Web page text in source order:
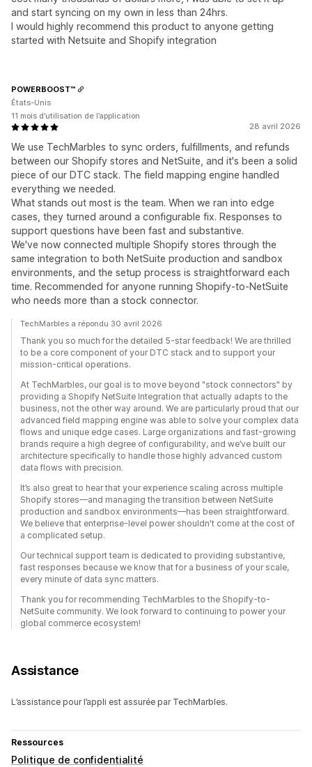
and start syncing on my own in less than 24hrs.
I would highly recommend this product to anyone getting
started with Netsuite and Shopify integration
28 avril 2026
We use TechMarbles to sync orders, fulfillments, and refunds
between our Shopify stores and NetSuite, and it's been a solid
piece of our DTC stack. The field mapping engine handled
everything we needed.
What stands out most is the team. When we ran into edge
cases, they turned around a configurable fix. Responses to
support questions have been fast and substantive.
We've now connected multiple Shopify stores through the
same integration to both NetSuite production and sandbox
environments, and the setup process is straightforward each
time. Recommended for anyone running Shopify-to-NetSuite
who needs more than a stock connector.
POWERBOOST™
États-Unis
11 mois d’utilisation de l’application
TechMarbles a répondu 30 avril 2026
Thank you so much for the detailed 5-star feedback! We are thrilled
to be a core component of your DTC stack and to support your
mission-critical operations.
At TechMarbles, our goal is to move beyond "stock connectors" by
providing a Shopify NetSuite Integration that actually adapts to the
business, not the other way around. We are particularly proud that our
advanced field mapping engine was able to solve your complex data
flows and unique edge cases. Large organizations and fast-growing
brands require a high degree of configurability, and we’ve built our
architecture specifically to handle those highly advanced custom
data flows with precision.
It’s also great to hear that your experience scaling across multiple
Shopify stores—and managing the transition between NetSuite
production and sandbox environments—has been straightforward.
We believe that enterprise-level power shouldn't come at the cost of
a complicated setup.
Our technical support team is dedicated to providing substantive,
fast responses because we know that for a business of your scale,
every minute of data sync matters.
Thank you for recommending TechMarbles to the Shopify-to-
NetSuite community. We look forward to continuing to power your
global commerce ecosystem!
Assistance
L’assistance pour l’appli est assurée par TechMarbles.
Ressources
Politique de confidentialité